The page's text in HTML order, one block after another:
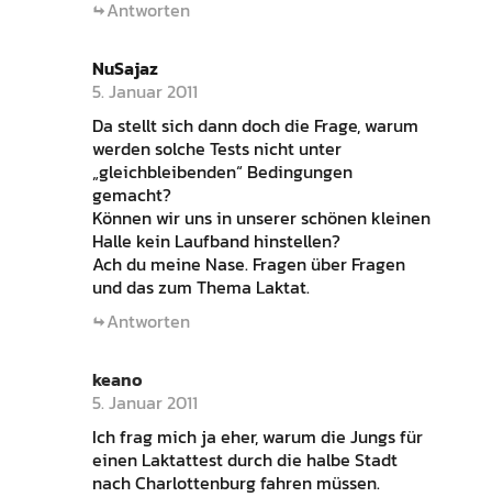
Antworten
NuSajaz
5. Januar 2011
Da stellt sich dann doch die Frage, warum
werden solche Tests nicht unter
„gleichbleibenden“ Bedingungen
gemacht?
Können wir uns in unserer schönen kleinen
Halle kein Laufband hinstellen?
Ach du meine Nase. Fragen über Fragen
und das zum Thema Laktat.
Antworten
keano
5. Januar 2011
Ich frag mich ja eher, warum die Jungs für
einen Laktattest durch die halbe Stadt
nach Charlottenburg fahren müssen.